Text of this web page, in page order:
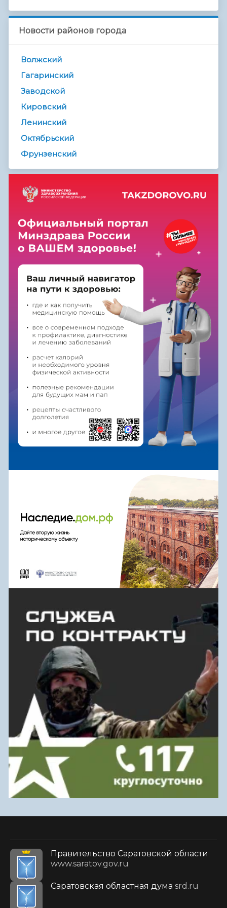
Новости районов города
Волжский
Гагаринский
Заводской
Кировский
Ленинский
Октябрьский
Фрунзенский
Правительство Саратовской области
www.saratov.gov.ru
Саратовская областная дума srd.ru